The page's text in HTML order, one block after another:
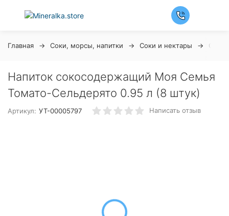
Главная Соки, морсы, напитки Соки и нектары Сок
Напиток сокосодержащий Моя Семья
Томато-Сельдерято 0.95 л (8 штук)
Артикул: УТ-00005797 Написать отзыв